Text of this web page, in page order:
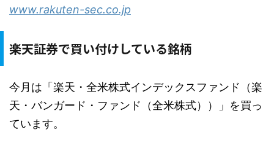
www.rakuten-sec.co.jp
楽天証券で買い付けしている銘柄
今月は「楽天・全米株式インデックスファンド（楽
天・バンガード・ファンド（全米株式））」を買っ
ています。